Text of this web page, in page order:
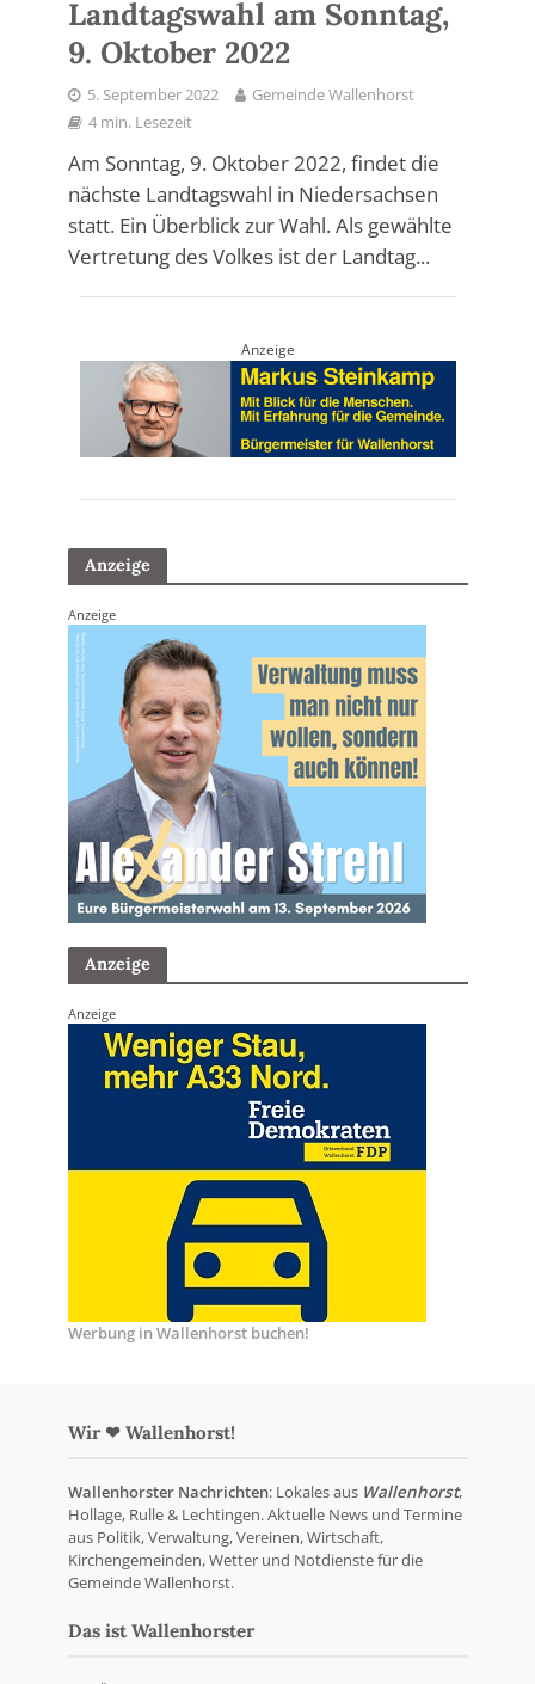
Landtagswahl am Sonntag,
9. Oktober 2022
5. September 2022
Gemeinde Wallenhorst
4 min. Lesezeit
Am Sonntag, 9. Oktober 2022, findet die
nächste Landtagswahl in Niedersachsen
statt. Ein Überblick zur Wahl. Als gewählte
Vertretung des Volkes ist der Landtag...
Anzeige
Anzeige
Anzeige
Anzeige
Anzeige
Werbung in Wallenhorst buchen!
Wir ❤ Wallenhorst!
Wallenhorster Nachrichten: Lokales aus Wallenhorst,
Hollage, Rulle & Lechtingen. Aktuelle News und Termine
aus Politik, Verwaltung, Vereinen, Wirtschaft,
Kirchengemeinden, Wetter und Notdienste für die
Gemeinde Wallenhorst.
Das ist Wallenhorster